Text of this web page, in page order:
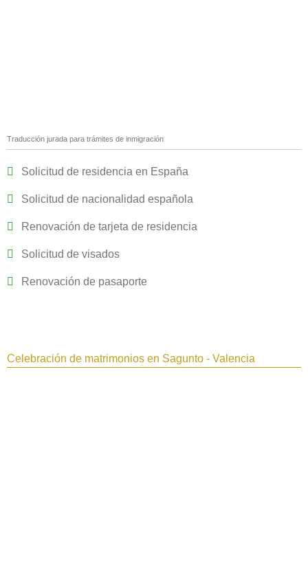
Traducción jurada para trámites de inmigración
Solicitud de residencia en España
Solicitud de nacionalidad española
Renovación de tarjeta de residencia
Solicitud de visados
Renovación de pasaporte
Celebración de matrimonios en Sagunto - Valencia